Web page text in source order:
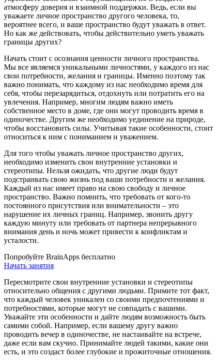
атмосферу доверия и взаимной поддержки. Ведь, если вы
уважаете личное пространство другого человека, то,
вероятнее всего, и ваше пространство будут уважать в ответ.
Но как же действовать, чтобы действительно уметь уважать
границы других?
Начать стоит с осознания ценности личного пространства.
Мы все являемся уникальными личностями, у каждого из нас
свои потребности, желания и границы. Именно поэтому так
важно понимать, что каждому из нас необходимо время для
себя, чтобы перезарядиться, отдохнуть или потратить его на
увлечения. Например, многим людям важно иметь
собственное место в доме, где они могут проводить время в
одиночестве. Другим же необходимо уединение на природе,
чтобы восстановить силы. Учитывая такие особенности, стоит
относиться к ним с пониманием и уважением.
Для того чтобы уважать личное пространство других,
необходимо изменить свои внутренние установки и
стереотипы. Нельзя ожидать, что другие люди будут
подстраивать свою жизнь под ваши потребности и желания.
Каждый из нас имеет право на свою свободу и личное
пространство. Важно помнить, что требовать от кого-то
постоянного присутствия или внимательности – это
нарушение их личных границ. Например, звонить другу
каждую минуту или требовать от партнера непрерывного
внимания день и ночь может привести к конфликтам и
усталости.
Попробуйте BrainApps бесплатно
Начать занятия
Пересмотрите свои внутренние установки и стереотипы
относительно общения с другими людьми. Примите тот факт,
что каждый человек уникален со своими предпочтениями и
потребностями, которые могут не совпадать с вашими.
Уважайте эти особенности и дайте людям возможность быть
самими собой. Например, если вашему другу важно
проводить вечер в одиночестве, не настаивайте на встрече,
даже если вам скучно. Принимайте людей такими, какие они
есть, и это создаст более глубокие и прожиточные отношения.